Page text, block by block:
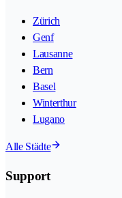
Zürich
Genf
Lausanne
Bern
Basel
Winterthur
Lugano
Alle Städte
Support